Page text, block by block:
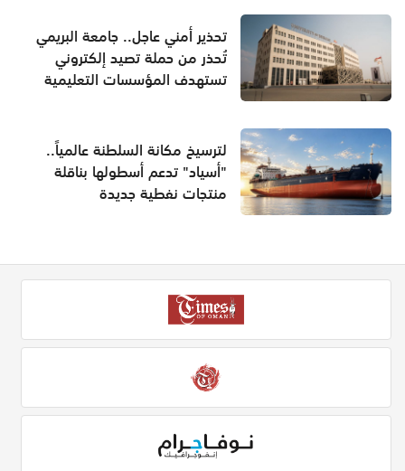
تحذير أمني عاجل.. جامعة البريمي
تُحذر من حملة تصيد إلكتروني
تستهدف المؤسسات التعليمية
لترسيخ مكانة السلطنة عالمياً..
"أسياد" تدعم أسطولها بناقلة
منتجات نفطية جديدة